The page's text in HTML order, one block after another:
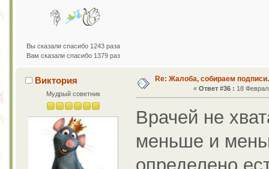
Вы сказали спасибо 1243 раза
Вам сказали спасибо 1379 раз
Виктория
Мудрый советник
Re: Жалоба, собираем подписи.
« Ответ #36 : 18
Врачей не
меньше и